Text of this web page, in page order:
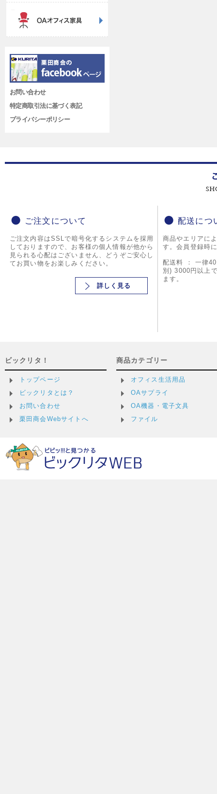
お問い合わせ
特定商取引法に基づく表記
プライバシーポリシー
ご注文について
ご注文内容はSSLで暗号化するシステムを採用
しておりますので、お客様の個人情報が他から
見られる心配はございません、どうぞご安心し
てお買い物をお楽しみください。
詳しく見る
配送につ
商品やエリアに
す。会員登録時
配送料 ： 一律
別) 3000円以上
ます。
ビックリタ！
トップページ
ビックリタとは？
お問い合わせ
栗田商会Webサイトへ
商品カテゴリー
オフィス生活用品
OAサプライ
OA機器・電子文具
ファイル